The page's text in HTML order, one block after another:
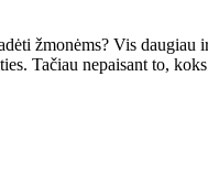
žmonėms? Vis
Tačiau nepaisant to,